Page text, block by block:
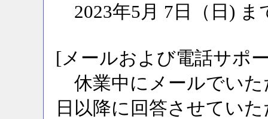
2023年5月 7日（日) ま
[メールおよび電話サポ
休業中にメールでいた
日以降に回答させてい